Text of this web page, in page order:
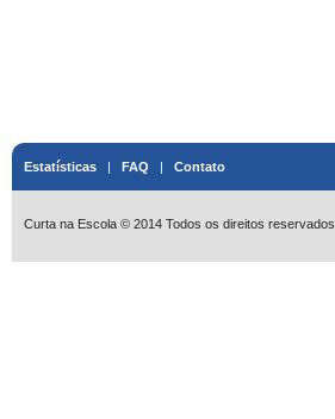
Estatísticas | FAQ | Contato
Curta na Escola © 2014 Todos os direitos reservados.